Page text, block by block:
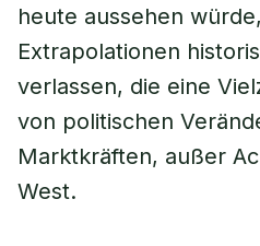
heute aussehen
Extrapolationen
verlassen, die eine
von politischen
Marktkräften, außer
West.